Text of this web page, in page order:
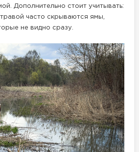
Дополнительно стоит учитывать:
часто скрываются ямы,
не видно сразу.